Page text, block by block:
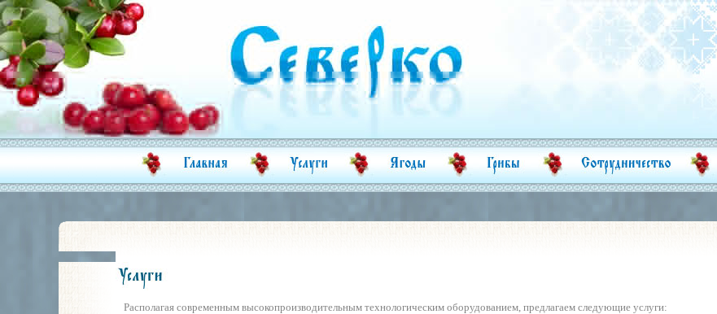
Располагая современным высокопроизводительным технологическим оборудованием, предлагаем следующие услуги: